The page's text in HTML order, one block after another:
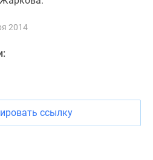
2014
ссылку